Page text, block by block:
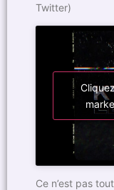
Twitter)
Ce n’est pas